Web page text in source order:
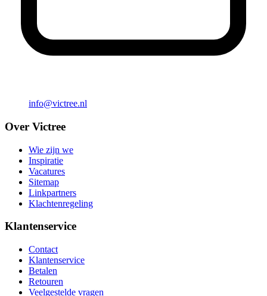
info@victree.nl
Over Victree
Wie zijn we
Inspiratie
Vacatures
Sitemap
Linkpartners
Klachtenregeling
Klantenservice
Contact
Klantenservice
Betalen
Retouren
Veelgestelde vragen